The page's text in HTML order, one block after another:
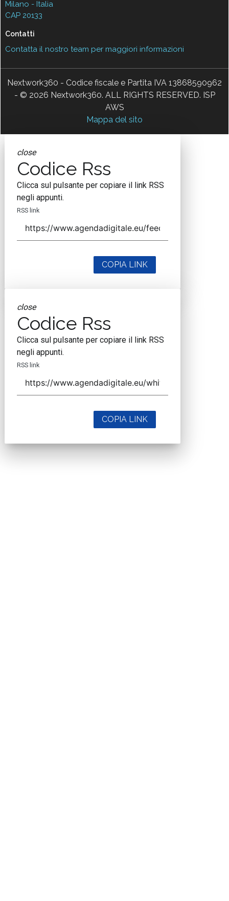
Milano - Italia
CAP 20133
Contatti
Contatta il nostro team per maggiori informazioni
Nextwork360 - Codice fiscale e Partita IVA 13868590962
- © 2026 Nextwork360. ALL RIGHTS RESERVED. ISP
AWS
Mappa del sito
close
Codice Rss
Clicca sul pulsante per copiare il link RSS
negli appunti.
RSS link
COPIA LINK
close
Codice Rss
Clicca sul pulsante per copiare il link RSS
negli appunti.
RSS link
COPIA LINK